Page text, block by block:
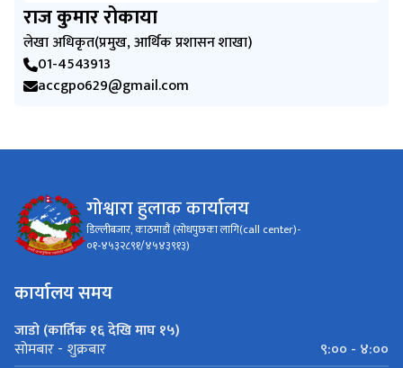
राज कुमार रोकाया
लेखा अधिकृत(प्रमुख, आर्थिक प्रशासन शाखा)
01-4543913
accgpo629@gmail.com
गोश्वारा हुलाक कार्यालय
डिल्लीबजार, काठमाडौं (सोधपुछका लागि(call center)-
०१-४५३२८९१/४५४३९१३)
कार्यालय समय
जाडो (कार्तिक १६ देखि माघ १५)
सोमबार - शुक्रबार
९:०० - ४:००